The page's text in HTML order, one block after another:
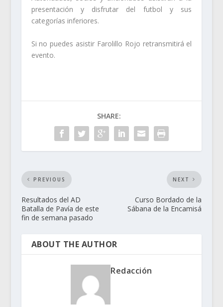
presentación y disfrutar del futbol y sus
categorías inferiores.
Si no puedes asistir Farolillo Rojo retransmitirá el
evento.
SHARE:
PREVIOUS
Resultados del AD
Batalla de Pavía de este
fin de semana pasado
NEXT
Curso Bordado de la
Sábana de la Encamisá
ABOUT THE AUTHOR
Redacción